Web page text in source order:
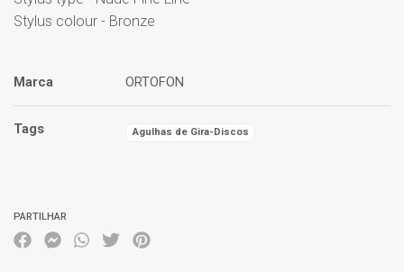
Stylus colour - Bronze
Marca ORTOFON
Tags Agulhas de Gira-Discos
PARTILHAR